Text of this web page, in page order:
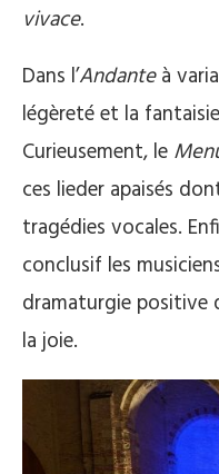
vivace.
Dans l’Andanteà
légèreté et la
Curieusement, le
ces lieder apaisés
tragédies vocales.
conclusif les
dramaturgie positive
la joie.